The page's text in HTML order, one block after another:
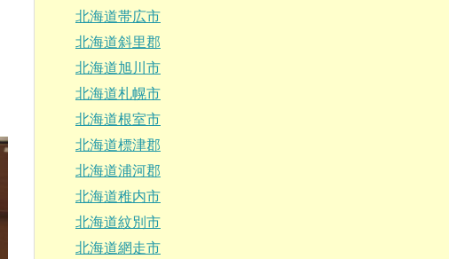
北海道帯広市
北海道斜里郡
北海道旭川市
北海道札幌市
北海道根室市
北海道標津郡
北海道浦河郡
北海道稚内市
北海道紋別市
北海道網走市